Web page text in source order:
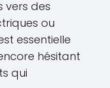
vers des
ou
essentielle
hésitant
qui